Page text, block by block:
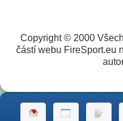
Copyright © 2000
částí webu FireSport.eu